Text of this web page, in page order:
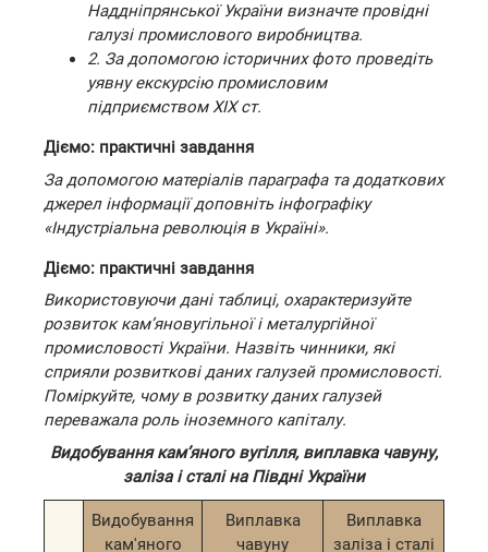
Наддніпрянської України визначте провідні
галузі промислового виробництва.
2. За допомогою історичних фото проведіть
уявну екскурсію промисловим
підприємством XIX ст.
Діємо: практичні завдання
За допомогою матеріалів параграфа та додаткових
джерел інформації доповніть інфографіку
«Індустріальна революція в Україні».
Діємо: практичні завдання
Використовуючи дані таблиці, охарактеризуйте
розвиток кам’яновугільної і металургійної
промисловості України. Назвіть чинники, які
сприяли розвиткові даних галузей промисловості.
Поміркуйте, чому в розвитку даних галузей
переважала роль іноземного капіталу.
Видобування кам’яного вугілля, виплавка чавуну,
заліза і сталі на Півдні України
Видобування
кам'яного
Виплавка
чавуну
Виплавка
заліза і сталі